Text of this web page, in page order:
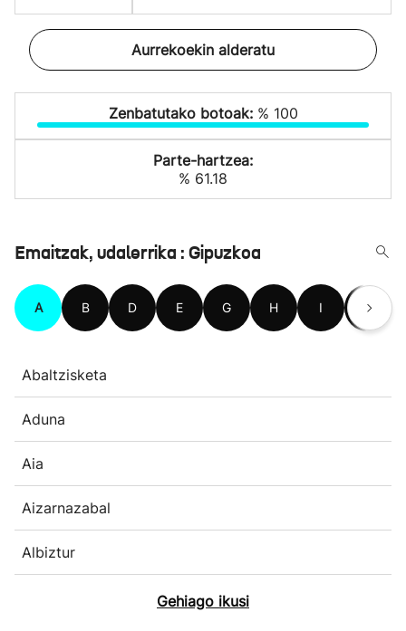
Aurrekoekin alderatu
Zenbatutako botoak: % 100
Parte-hartzea:
% 61.18
Emaitzak, udalerrika : Gipuzkoa
A B D E G H I L
Abaltzisketa
Aduna
Aia
Aizarnazabal
Albiztur
Gehiago ikusi